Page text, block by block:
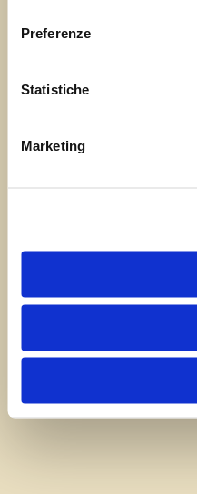
Preferenze
Statistiche
Marketing